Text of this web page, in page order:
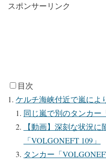
スポンサーリンク
目次
ケルチ海峡付近で嵐によ
同じ嵐で別のタンカー
【動画】深刻な状況
「VOLGONEFT 109」
タンカー「